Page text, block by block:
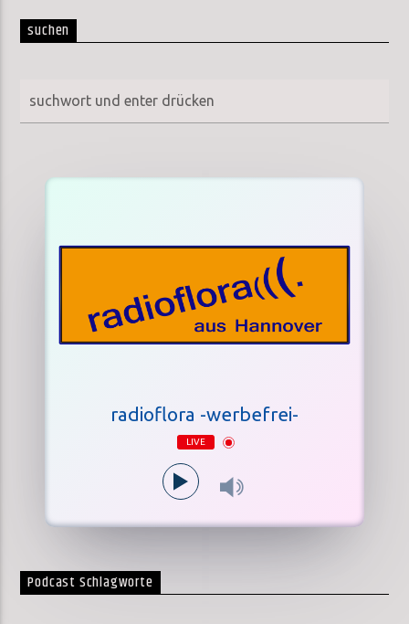
suchen
radioflora -werbefrei-
LIVE
Podcast Schlagworte